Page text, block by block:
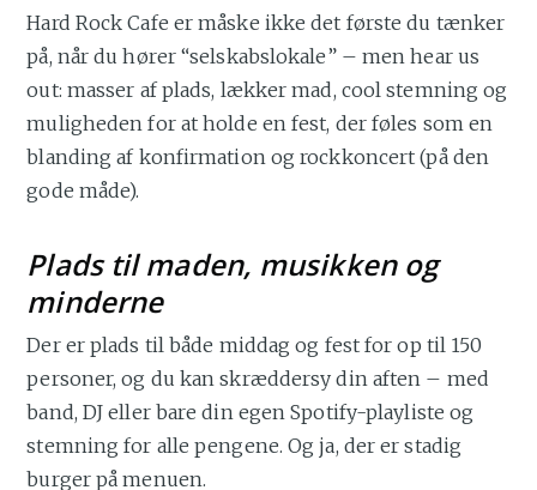
Hard Rock Cafe er måske ikke det første du tænker
på, når du hører “selskabslokale” – men hear us
out: masser af plads, lækker mad, cool stemning og
muligheden for at holde en fest, der føles som en
blanding af konfirmation og rockkoncert (på den
gode måde).
Plads til maden, musikken og
minderne
Der er plads til både middag og fest for op til 150
personer, og du kan skræddersy din aften – med
band, DJ eller bare din egen Spotify-playliste og
stemning for alle pengene. Og ja, der er stadig
burger på menuen.